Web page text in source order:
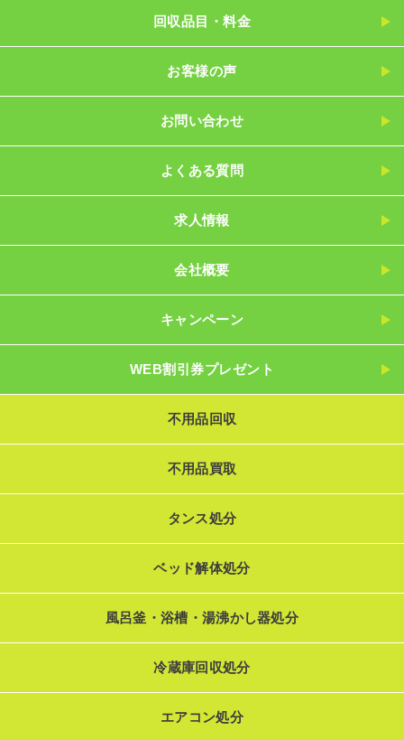
回収品目・料金
お客様の声
お問い合わせ
よくある質問
求人情報
会社概要
キャンペーン
WEB割引券プレゼント
不用品回収
不用品買取
タンス処分
ベッド解体処分
風呂釜・浴槽・湯沸かし器処分
冷蔵庫回収処分
エアコン処分